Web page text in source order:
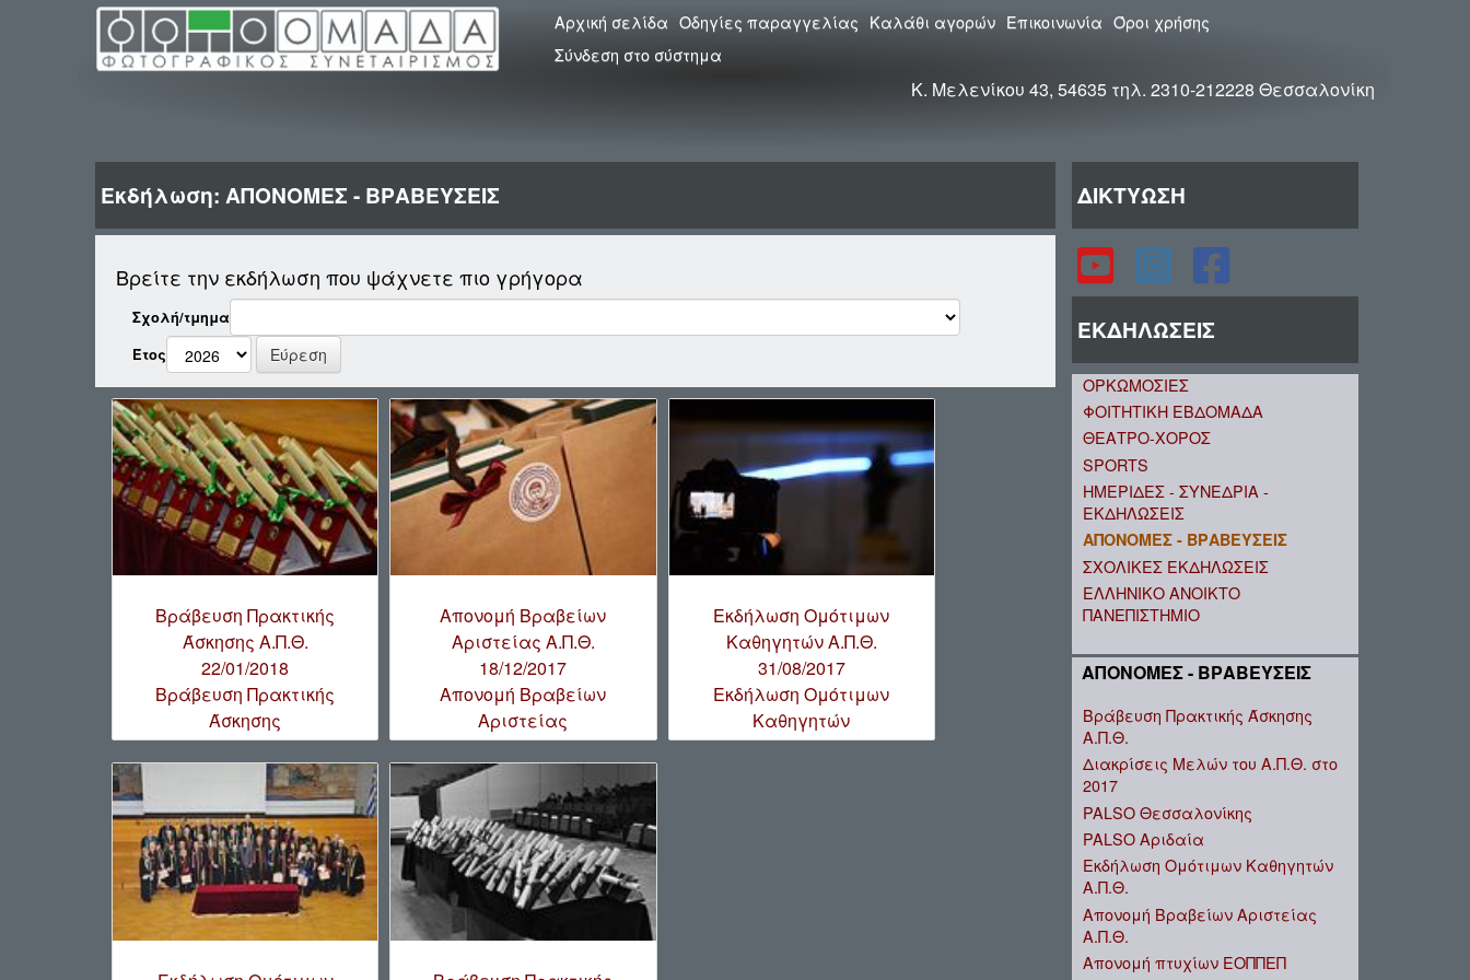
Αρχική σελίδα Οδηγίες παραγγελίας Καλάθι αγορών Επικοινωνία Όροι χρήσης
Σύνδεση στο σύστημα
Κ. Μελενίκου 43, 54635 τηλ. 2310-212228 Θεσσαλονίκη
Εκδήλωση: ΑΠΟΝΟΜΕΣ - ΒΡΑΒΕΥΣΕΙΣ
Βρείτε την εκδήλωση που ψάχνετε πιο γρήγορα
Σχολή/τμημα
Έτος
Βράβευση Πρακτικής
Άσκησης Α.Π.Θ.
22/01/2018
Βράβευση Πρακτικής
Άσκησης
Απονομή Βραβείων
Αριστείας Α.Π.Θ.
18/12/2017
Απονομή Βραβείων
Αριστείας
Εκδήλωση Ομότιμων
Καθηγητών Α.Π.Θ.
31/08/2017
Εκδήλωση Ομότιμων
Καθηγητών
ΔΙΚΤΥΩΣΗ
ΕΚΔΗΛΩΣΕΙΣ
ΟΡΚΩΜΟΣΙΕΣ
ΦΟΙΤΗΤΙΚΗ ΕΒΔΟΜΑΔΑ
ΘΕΑΤΡΟ-ΧΟΡΟΣ
SPORTS
ΗΜΕΡΙΔΕΣ - ΣΥΝΕΔΡΙΑ -
ΕΚΔΗΛΩΣΕΙΣ
ΑΠΟΝΟΜΕΣ - ΒΡΑΒΕΥΣΕΙΣ
ΣΧΟΛΙΚΕΣ ΕΚΔΗΛΩΣΕΙΣ
ΕΛΛΗΝΙΚΟ ΑΝΟΙΚΤΟ
ΠΑΝΕΠΙΣΤΗΜΙΟ
ΑΠΟΝΟΜΕΣ - ΒΡΑΒΕΥΣΕΙΣ
Βράβευση Πρακτικής Άσκησης
Α.Π.Θ.
Διακρίσεις Μελών του Α.Π.Θ. στο
2017
PALSO Θεσσαλονίκης
PALSO Αριδαία
Εκδήλωση Ομότιμων Καθηγητών
Α.Π.Θ.
Απονομή Βραβείων Αριστείας
Α.Π.Θ.
Aπονομή πτυχίων ΕΟΠΠΕΠ